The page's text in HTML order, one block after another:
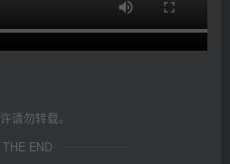
请勿转载。
THE END